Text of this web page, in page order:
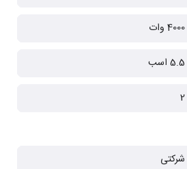
4000 وات
5.5 اسب
2
شرکتی